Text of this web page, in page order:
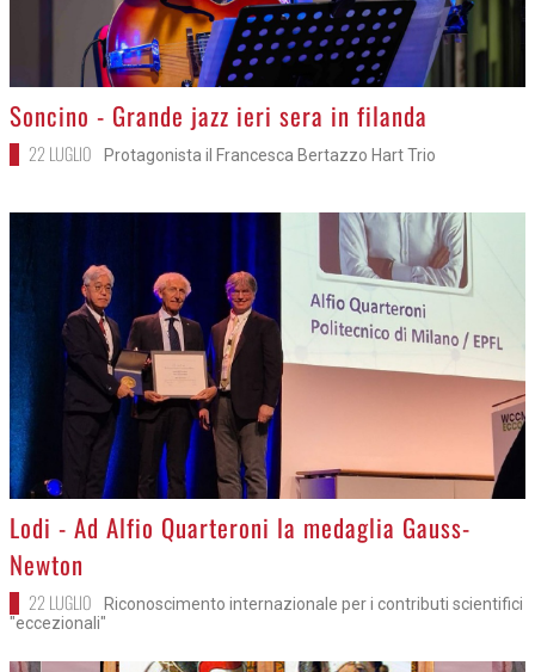
>
Soncino - Grande jazz ieri sera in filanda
22 LUGLIO Protagonista il Francesca Bertazzo Hart Trio
>Lodi - Ad Alfio Quarteroni la medaglia Gauss-
Newton
22 LUGLIO
Riconoscimento internazionale per i contributi scientifici
"eccezionali"